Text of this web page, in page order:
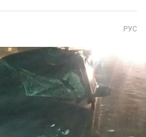
РУС